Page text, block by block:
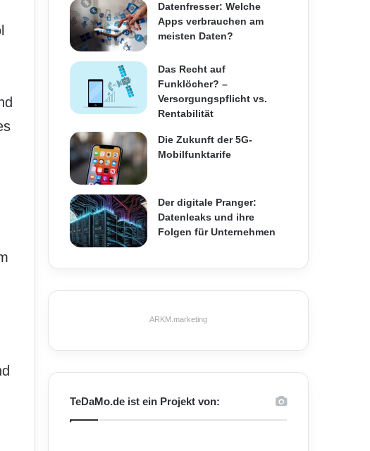
Datenfresser: Welche
Apps verbrauchen am
meisten Daten?
Das Recht auf
Funklöcher? –
Versorgungspflicht vs.
Rentabilität
Die Zukunft der 5G-
Mobilfunktarife
Der digitale Pranger:
Datenleaks und ihre
Folgen für Unternehmen
ARKM.marketing
TeDaMo.de ist ein Projekt von: